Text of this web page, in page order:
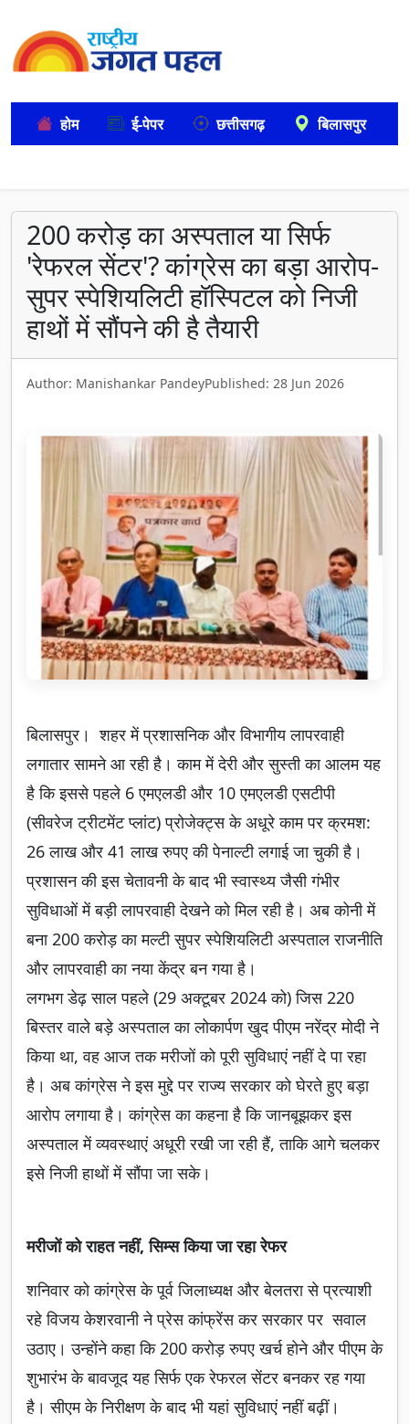
होम ई-पेपर छत्तीसगढ़ बिलासपुर
200 करोड़ का अस्पताल या सिर्फ
'रेफरल सेंटर'? कांग्रेस का बड़ा आरोप-
सुपर स्पेशियलिटी हॉस्पिटल को निजी
हाथों में सौंपने की है तैयारी
Author: Manishankar PandeyPublished: 28 Jun 2026
बिलासपुर। शहर में प्रशासनिक और विभागीय लापरवाही
लगातार सामने आ रही है। काम में देरी और सुस्ती का आलम यह
है कि इससे पहले 6 एमएलडी और 10 एमएलडी एसटीपी
(सीवरेज ट्रीटमेंट प्लांट) प्रोजेक्ट्स के अधूरे काम पर क्रमश:
26 लाख और 41 लाख रुपए की पेनाल्टी लगाई जा चुकी है।
प्रशासन की इस चेतावनी के बाद भी स्वास्थ्य जैसी गंभीर
सुविधाओं में बड़ी लापरवाही देखने को मिल रही है। अब कोनी में
बना 200 करोड़ का मल्टी सुपर स्पेशियलिटी अस्पताल राजनीति
और लापरवाही का नया केंद्र बन गया है।
लगभग डेढ़ साल पहले (29 अक्टूबर 2024 को) जिस 220
बिस्तर वाले बड़े अस्पताल का लोकार्पण खुद पीएम नरेंद्र मोदी ने
किया था, वह आज तक मरीजों को पूरी सुविधाएं नहीं दे पा रहा
है। अब कांग्रेस ने इस मुद्दे पर राज्य सरकार को घेरते हुए बड़ा
आरोप लगाया है। कांग्रेस का कहना है कि जानबूझकर इस
अस्पताल में व्यवस्थाएं अधूरी रखी जा रही हैं, ताकि आगे चलकर
इसे निजी हाथों में सौंपा जा सके।
मरीजों को राहत नहीं, सिम्स किया जा रहा रेफर
शनिवार को कांग्रेस के पूर्व जिलाध्यक्ष और बेलतरा से प्रत्याशी
रहे विजय केशरवानी ने प्रेस कांफ्रेंस कर सरकार पर सवाल
उठाए। उन्होंने कहा कि 200 करोड़ रुपए खर्च होने और पीएम के
शुभारंभ के बावजूद यह सिर्फ एक रेफरल सेंटर बनकर रह गया
है। सीएम के निरीक्षण के बाद भी यहां सुविधाएं नहीं बढ़ीं।